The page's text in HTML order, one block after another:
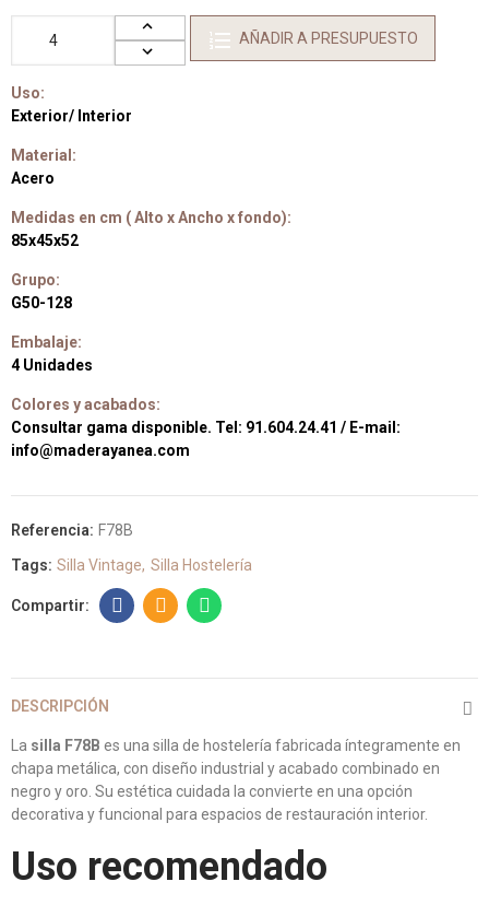
AÑADIR A PRESUPUESTO
Uso:
Exterior/ Interior
Material:
Acero
Medidas en cm ( Alto x Ancho x fondo):
85x45x52
Grupo:
G50-128
Embalaje:
4 Unidades
Colores y acabados:
Consultar gama disponible. Tel: 91.604.24.41 / E-mail:
info@maderayanea.com
Referencia: F78B
Tags: Silla Vintage Silla Hostelería
DESCRIPCIÓN
La silla F78B es una silla de hostelería fabricada íntegramente en
chapa metálica, con diseño industrial y acabado combinado en
negro y oro. Su estética cuidada la convierte en una opción
decorativa y funcional para espacios de restauración interior.
Uso recomendado